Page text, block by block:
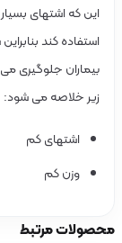
این که اشتهای بسیار
استفاده کند
بیماران جلوگیری
زیر خلاصه می شود:
اشتهای کم
وزن کم
مرتبط